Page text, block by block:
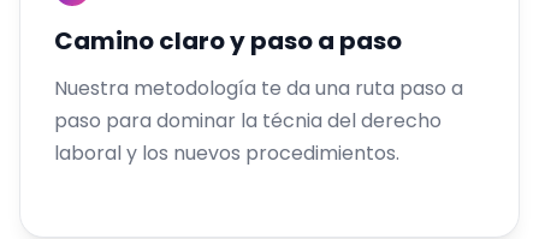
Camino claro y paso a paso
Nuestra metodología te da una ruta paso a
paso para dominar la técnia del derecho
laboral y los nuevos procedimientos.